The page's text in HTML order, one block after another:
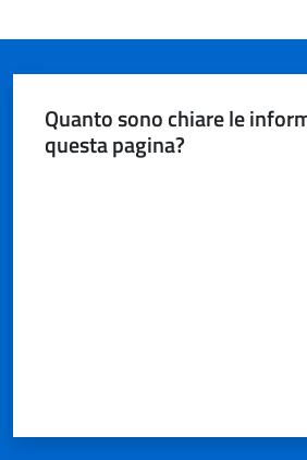
Seguici
Quanto sono chiare le
questa pagina?